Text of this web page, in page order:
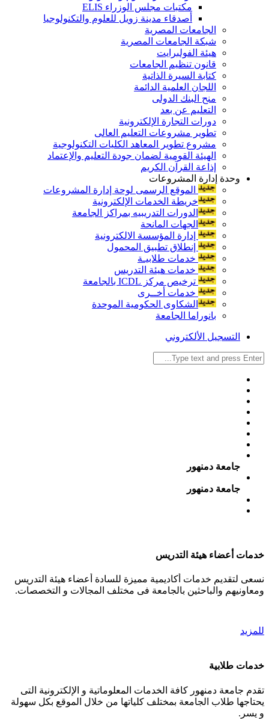
مكتبات مجلس الوزراء ELIS
أصدقاء مدينة زويل للعلوم والتكنولوجيا
الجامعات المصرية
شبكة الجامعات المصرية
هيئة الفولبرايت
قانون تنظيم الجامعات
كتابة السيرة الذاتية
اللجان العلمية الدائمة
منح البنك الدولى
التعليم عن بعد
دورات التجارة الإلكترونية
تطوير مشروعات التعليم العالى
مشروع تطوير المعاهد الكليات التكنولوجية
الهيئة القومية لضمان جودة التعليم والإعتماد
إذاعة القرآن الكريم
وحدة إدارة المشروعات
الموقع الرسمى لوحة إدارة المشروعات
خريطة الخدمات الإلكترونية
الدورات التدريبيه بمراكز الجامعة
الجهات المانحة
إدارة المؤسسة الالكترونية
إنطلاق تطبيق المحمول
خدمات طلابيـة
خدمات هيئة التدريس
ترخيص مركز ICDL بالجامعة
خدمات أخــرى
الشكاوى الحكومية الموحدة
بانوراما الجامعة
التسجيل الألكتروني
جامعة دمنهور
جامعة دمنهور
خدمات أعضاء هيئة التدريس
نسعى لتقديم خدمات أكاديمية مميزة للسادة أعضاء هيئة التدريس
ومعاونيهم والباحثين بالجامعة فى مختلف المجالات و التخصصات.
للمزيد
خدمات طلابية
تقدم جامعة دمنهور كافة الخدمات المعلوماتية و الإلكترونية التى
يحتاجها طلاب الجامعة بمختلف كلياتها من خلال الموقع بكل سهولة
و يسر.